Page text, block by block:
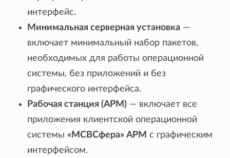
интерфейс.
Минимальная серверная установка —
включает минимальный набор пакетов,
необходимых для работы операционной
системы, без приложений и без
графического интерфейса.
Рабочая станция (АРМ) — включает все
приложения клиентской операционной
системы «МСВСфера» АРМ с графическим
интерфейсом.